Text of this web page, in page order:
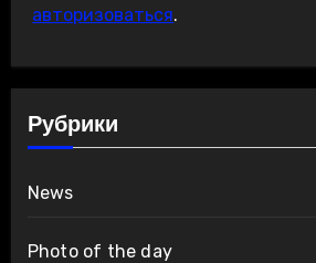
авторизоваться.
Рубрики
News
Photo of the day